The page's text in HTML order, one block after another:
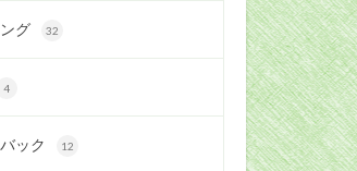
グ 32
4
ック 12